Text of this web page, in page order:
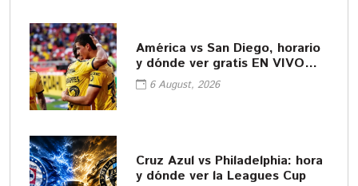
América vs San Diego, horario
y dónde ver gratis EN VIVO
Leagues Cup
6 August, 2026
Cruz Azul vs Philadelphia: hora
y dónde ver la Leagues Cup